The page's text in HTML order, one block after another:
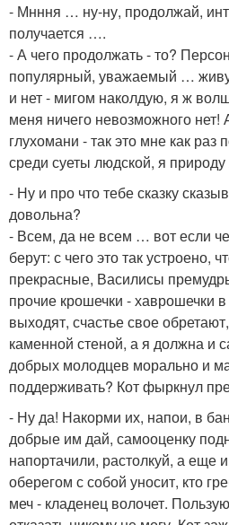
- Мнння … ну-ну, продолжай,
получается ….
- А чего продолжать - то?
популярный, уважаемый … живу
и нет - мигом наколдую, я ж
меня ничего невозможного нет!
глухомани - так это мне как раз
среди суеты людской, я
- Ну и про что тебе сказку
довольна?
- Всем, да не всем … вот если
берут: с чего это так устроено,
прекрасные, Василисы
прочие крошечки - хаврошечки
выходят, счастье свое
каменной стеной, а я должна и
добрых молодцев морально и
поддерживать? Кот фыркнул
- Ну да! Накорми их, напои, в
добрые им дай, самооценку
напортачили, растолкуй, а еще
оберегом с собой уносит, кто
меч - кладенец волочет.